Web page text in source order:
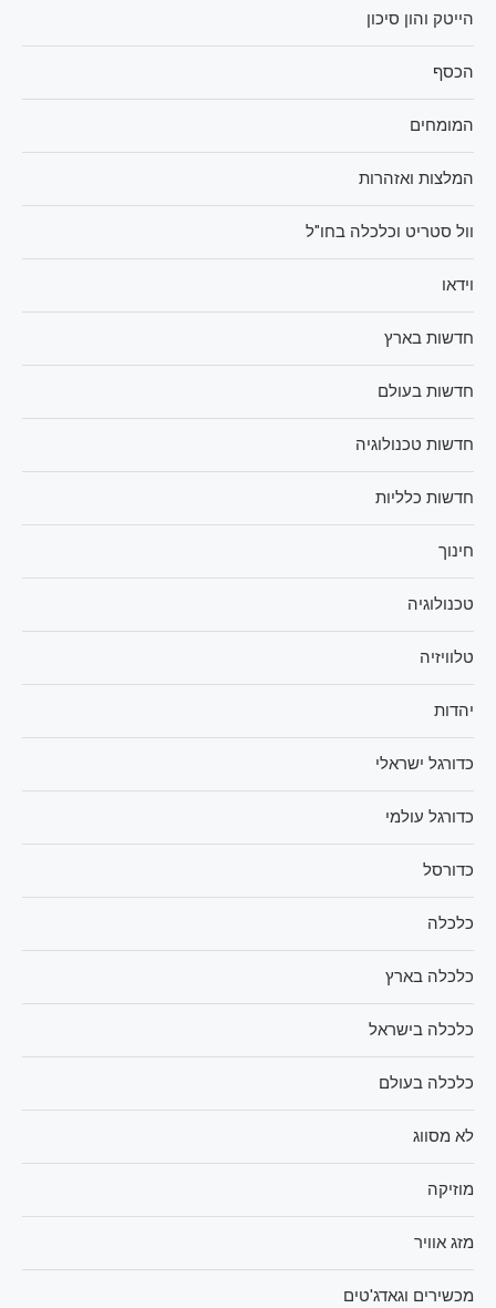
הייטק והון סיכון
הכסף
המומחים
המלצות ואזהרות
וול סטריט וכלכלה בחו"ל
וידאו
חדשות בארץ
חדשות בעולם
חדשות טכנולוגיה
חדשות כלליות
חינוך
טכנולוגיה
טלוויזיה
יהדות
כדורגל ישראלי
כדורגל עולמי
כדורסל
כלכלה
כלכלה בארץ
כלכלה בישראל
כלכלה בעולם
לא מסווג
מוזיקה
מזג אוויר
מכשירים וגאדג'טים